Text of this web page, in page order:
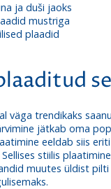
ja duši jaoks
mustriga
plaadid
väga trendikaks
jätkab oma
eeldab siis
stiilis
muutes üldist